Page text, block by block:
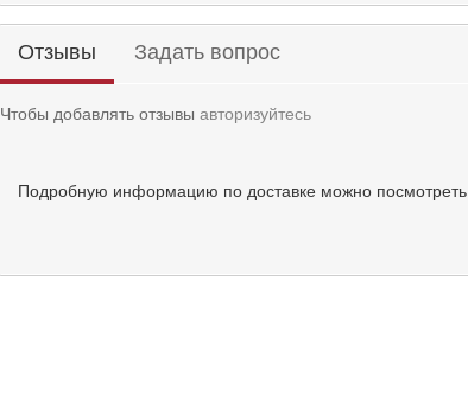
Отзывы Задать вопрос
Чтобы добавлять отзывы авторизуйтесь
Подробную информацию по доставке можно посмотреть